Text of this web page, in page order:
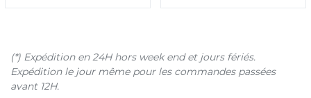
(*) Expédition en 24H hors week end et jours fériés.
Expédition le jour même pour les commandes passées
avant 12H.